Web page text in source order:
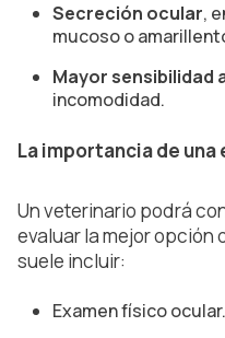
Secreción ocular,
mucoso o
Mayor sensibilidad
incomodidad.
La importancia de
Un veterinario podrá
evaluar la mejor opción
suele incluir:
Examen físico ocular.